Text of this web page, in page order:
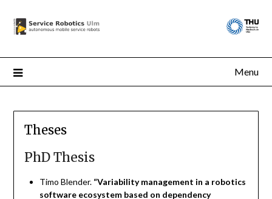
Menu
Theses
PhD Thesis
Timo Blender. “Variability management in a robotics
software ecosystem based on dependency